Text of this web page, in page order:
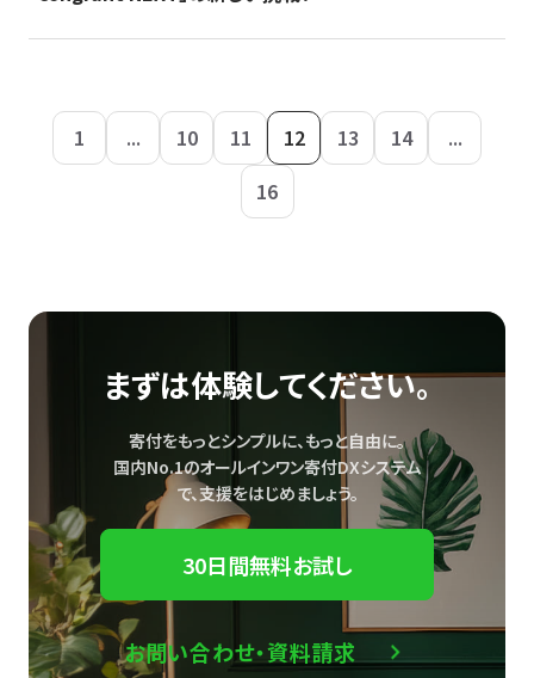
1 ... 10 11 12 13 14
...
16
まずは体験してください。
寄付をもっとシンプルに、もっと自由に。
国内No.1のオールインワン寄付DXシステム
で、支援をはじめましょう。
30日間無料お試し
お問い合わせ・資料請求